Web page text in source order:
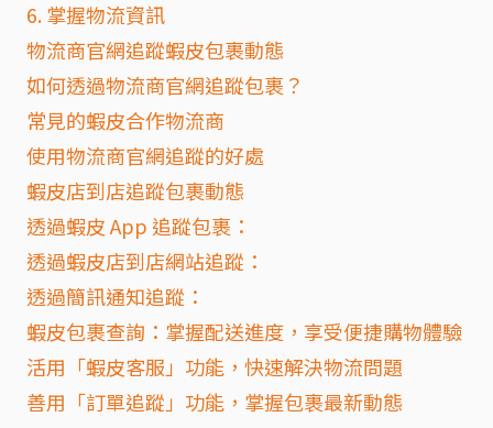
6. 掌握物流資訊
物流商官網追蹤蝦皮包裹動態
如何透過物流商官網追蹤包裹？
常見的蝦皮合作物流商
使用物流商官網追蹤的好處
蝦皮店到店追蹤包裹動態
透過蝦皮 App 追蹤包裹：
透過蝦皮店到店網站追蹤：
透過簡訊通知追蹤：
蝦皮包裹查詢：掌握配送進度，享受便捷購物體驗
活用「蝦皮客服」功能，快速解決物流問題
善用「訂單追蹤」功能，掌握包裹最新動態